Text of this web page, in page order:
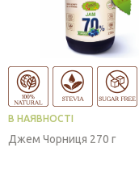
В НАЯВНОСТІ
Джем Чорниця 270 г